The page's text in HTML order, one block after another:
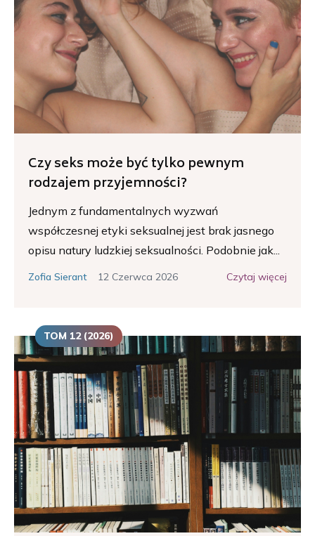
Czy seks może być tylko pewnym
rodzajem przyjemności?
Jednym z fundamentalnych wyzwań
współczesnej etyki seksualnej jest brak jasnego
opisu natury ludzkiej seksualności. Podobnie jak...
Zofia Sierant 12 Czerwca 2026 Czytaj więcej
TOM 12 (2026)